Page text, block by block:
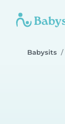
Babysits